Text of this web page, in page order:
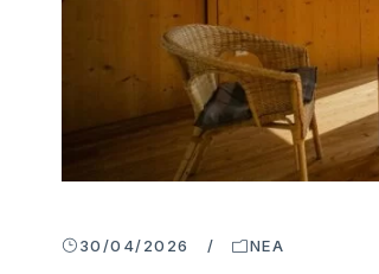
30/04/2026 / ΝΈΑ